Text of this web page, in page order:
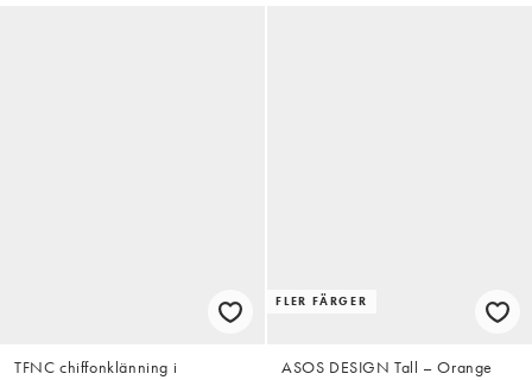
TFNC chiffonklänning i
FLER FÄRGER
ASOS DESIGN Tall – Orange